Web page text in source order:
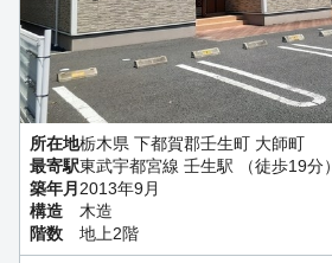
所在地栃木県 下都賀郡壬生町 大師町
最寄駅東武宇都宮線 壬生駅 （徒歩19分）
築年月 2013年9月
構造
木造
階数
地上2階